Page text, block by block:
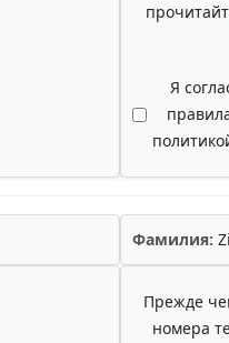
Я
Фамилия:
Прежде
номера